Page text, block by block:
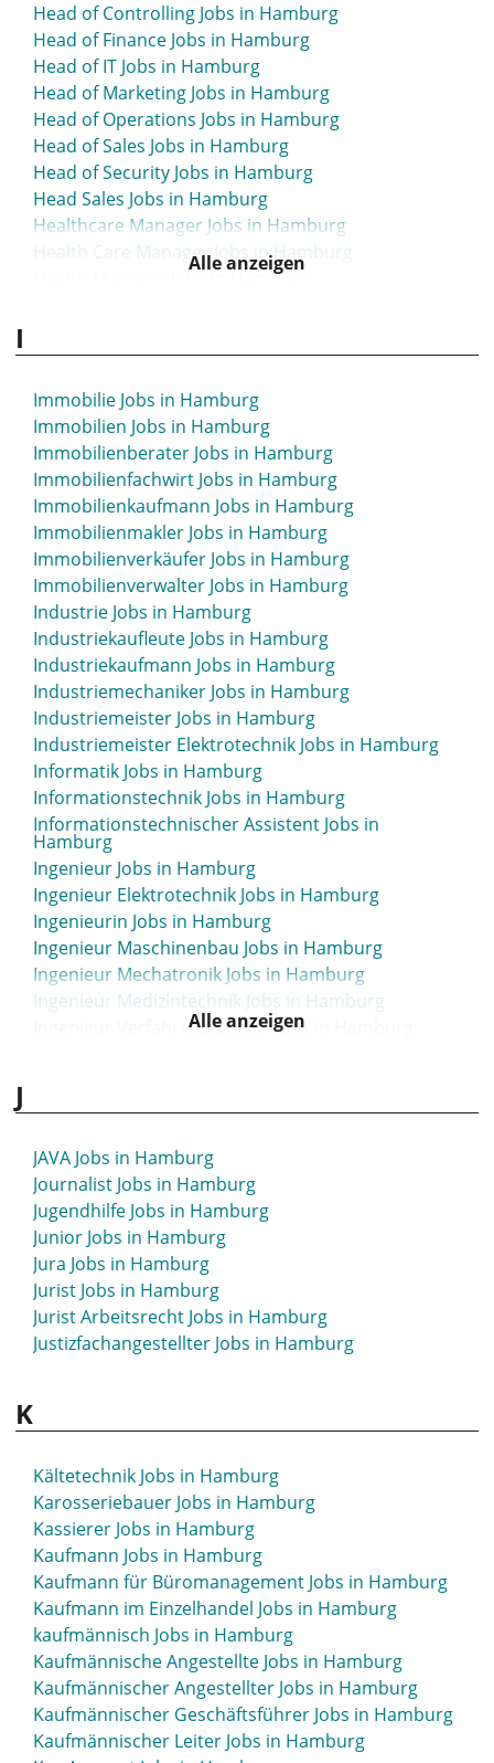
Head of Controlling Jobs in Hamburg
Head of Finance Jobs in Hamburg
Head of IT Jobs in Hamburg
Head of Marketing Jobs in Hamburg
Head of Operations Jobs in Hamburg
Head of Sales Jobs in Hamburg
Head of Security Jobs in Hamburg
Head Sales Jobs in Hamburg
Healthcare Manager Jobs in Hamburg
Health Care Manager Jobs in Hamburg
Health Manager Jobs in Hamburg
Heimleiter Jobs in Hamburg
Helpdesk Jobs in Hamburg
Hilfskraft Jobs in Hamburg
homeoffice Jobs in Hamburg
Home Office Jobs in Hamburg
Host Jobs in Hamburg
Hostess Jobs in Hamburg
Hotel Jobs in Hamburg
HR Jobs in Hamburg
HR Business Partner Jobs in Hamburg
HR Consultant Jobs in Hamburg
HR Controller Jobs in Hamburg
HR Director Jobs in Hamburg
HR-Manager Jobs in Hamburg
HR Specialist Jobs in Hamburg
Hse Manager Jobs in Hamburg
Human Resources Jobs in Hamburg
Human Resources Consultant Jobs in Hamburg
Human Resources Director Jobs in Hamburg
Human Resources Manager Jobs in Hamburg
Human Resources Specialist Jobs in Hamburg
Alle anzeigen
I
Immobilie Jobs in Hamburg
Immobilien Jobs in Hamburg
Immobilienberater Jobs in Hamburg
Immobilienfachwirt Jobs in Hamburg
Immobilienkaufmann Jobs in Hamburg
Immobilienmakler Jobs in Hamburg
Immobilienverkäufer Jobs in Hamburg
Immobilienverwalter Jobs in Hamburg
Industrie Jobs in Hamburg
Industriekaufleute Jobs in Hamburg
Industriekaufmann Jobs in Hamburg
Industriemechaniker Jobs in Hamburg
Industriemeister Jobs in Hamburg
Industriemeister Elektrotechnik Jobs in Hamburg
Informatik Jobs in Hamburg
Informationstechnik Jobs in Hamburg
Informationstechnischer Assistent Jobs in
Hamburg
Ingenieur Jobs in Hamburg
Ingenieur Elektrotechnik Jobs in Hamburg
Ingenieurin Jobs in Hamburg
Ingenieur Maschinenbau Jobs in Hamburg
Ingenieur Mechatronik Jobs in Hamburg
Ingenieur Medizintechnik Jobs in Hamburg
Ingenieur Verfahrenstechnik Jobs in Hamburg
Inside Sales Jobs in Hamburg
Insolvenzsachbearbeiter Jobs in Hamburg
Instandhaltung Jobs in Hamburg
Integrationshelfer Jobs in Hamburg
Integrations Solution Architect Jobs in Hamburg
Internal Auditor Jobs in Hamburg
International Manager Jobs in Hamburg
Investment Analyst Jobs in Hamburg
Investment Banking Jobs in Hamburg
IT Anwendungsbetreuer Jobs in Hamburg
IT Director Jobs in Hamburg
IT Supporter Jobs in Hamburg
IT System Administrator Jobs in Hamburg
IT-System-Kaufmann Jobs in Hamburg
Alle anzeigen
J
JAVA Jobs in Hamburg
Journalist Jobs in Hamburg
Jugendhilfe Jobs in Hamburg
Junior Jobs in Hamburg
Jura Jobs in Hamburg
Jurist Jobs in Hamburg
Jurist Arbeitsrecht Jobs in Hamburg
Justizfachangestellter Jobs in Hamburg
K
Kältetechnik Jobs in Hamburg
Karosseriebauer Jobs in Hamburg
Kassierer Jobs in Hamburg
Kaufmann Jobs in Hamburg
Kaufmann für Büromanagement Jobs in Hamburg
Kaufmann im Einzelhandel Jobs in Hamburg
kaufmännisch Jobs in Hamburg
Kaufmännische Angestellte Jobs in Hamburg
Kaufmännischer Angestellter Jobs in Hamburg
Kaufmännischer Geschäftsführer Jobs in Hamburg
Kaufmännischer Leiter Jobs in Hamburg